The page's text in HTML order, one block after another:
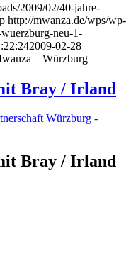
2009/02/40-jahre-
http://mwanza.de/wps/wp-
neu-1-
2009-02-28
– Würzburg
Bray / Irland
Würzburg -
Bray / Irland